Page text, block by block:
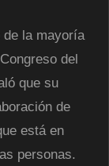
la mayoría
del
que su
de
está en
personas.